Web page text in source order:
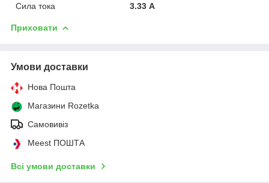
Сила тока
3.33 А
Приховати
Умови доставки
Нова Пошта
Магазини Rozetka
Самовивіз
Meest ПОШТА
Всі умови доставки